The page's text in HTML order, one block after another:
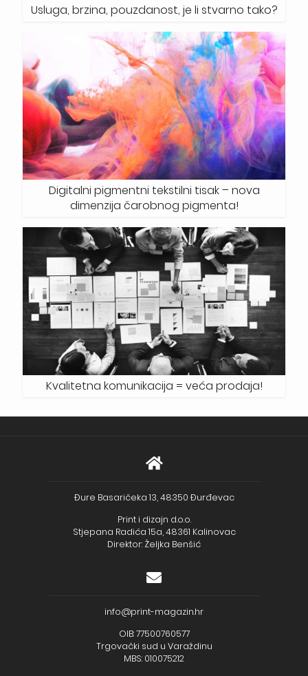
Usluga, brzina, pouzdanost, je li stvarno tako?
Digitalni pigmentni tekstilni tisak – nova
dimenzija čarobnog pigmenta!
Kvalitetna komunikacija = veća prodaja!
Đure Basaričeka 13, 48350 Đurđevac
Print i dizajn d.o.o.
Stjepana Radića 15a, 48361 Kalinovac
Direktor: Željka Benšić
info@print-magazin.hr
OIB: 77500760577
Trgovački sud u Varaždinu
MBS: 010075212